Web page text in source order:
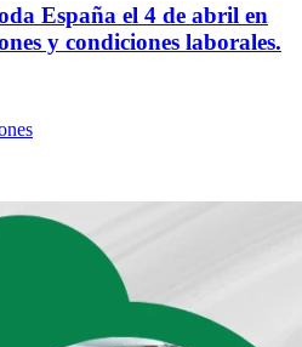
España el 4 de abril en
y condiciones laborales.